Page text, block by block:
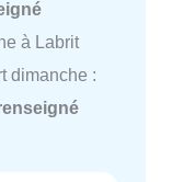
à Labrit
dimanche :